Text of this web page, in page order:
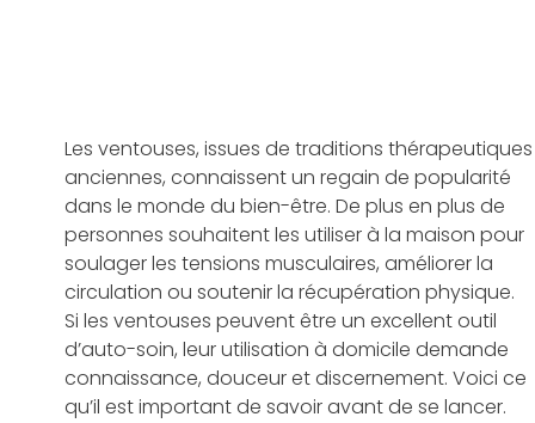
Les ventouses, issues de traditions
anciennes, connaissent un regain de popularité
dans le monde du bien-être. De plus en plus de
personnes souhaitent les utiliser à la maison pour
soulager les tensions musculaires, améliorer la
circulation ou soutenir la récupération physique.
Si les ventouses peuvent être un excellent outil
d’auto-soin, leur utilisation à domicile demande
connaissance, douceur et discernement. Voici ce
qu’il est important de savoir avant de se lancer.